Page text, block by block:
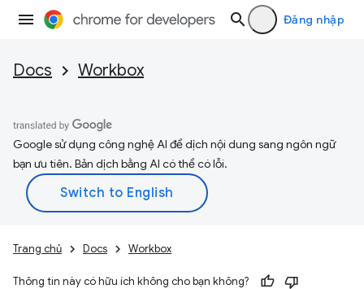
Đăng nhập
Docs Workbox
Google sử dụng công nghệ AI để dịch nội dung sang ngôn ngữ
bạn ưu tiên. Bản dịch bằng AI có thể có lỗi.
Trang chủ Docs Workbox
Thông tin này có hữu ích không cho bạn không?